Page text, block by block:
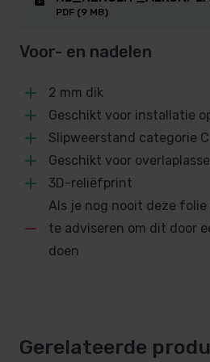
Het grote verschil tussen
liefst 2 mm.
duurzaamste membraan
Daarnaast is TOUCH veel
membranen.
Het is het eerste versterkte
waarin schijnbaar natuurlijke
zoals leisteen, graniet en zand.
RENOLIT
Geschikt voor installatie
PDF (9 MB)
Voor- en nadelen
2 mm dik
Geschikt voor installatie
Slipweerstand categorie C
Geschikt voor
3D-reliëfprint
Als je nog nooit deze
te adviseren om dit door
doen
Gerelateerde